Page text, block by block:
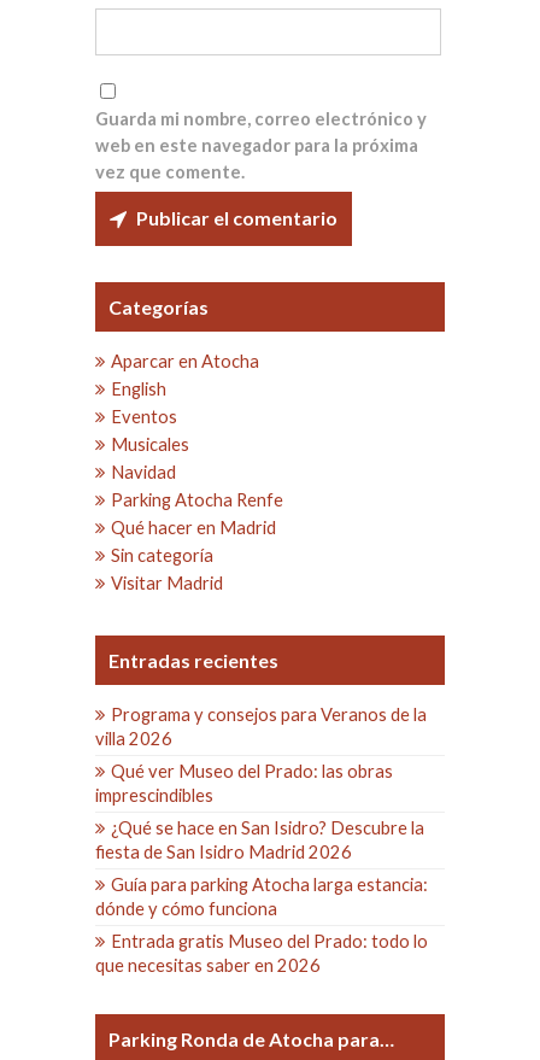
Guarda mi nombre, correo electrónico y
web en este navegador para la próxima
vez que comente.
Categorías
Aparcar en Atocha
English
Eventos
Musicales
Navidad
Parking Atocha Renfe
Qué hacer en Madrid
Sin categoría
Visitar Madrid
Entradas recientes
Programa y consejos para Veranos de la
villa 2026
Qué ver Museo del Prado: las obras
imprescindibles
¿Qué se hace en San Isidro? Descubre la
fiesta de San Isidro Madrid 2026
Guía para parking Atocha larga estancia:
dónde y cómo funciona
Entrada gratis Museo del Prado: todo lo
que necesitas saber en 2026
Parking Ronda de Atocha para…